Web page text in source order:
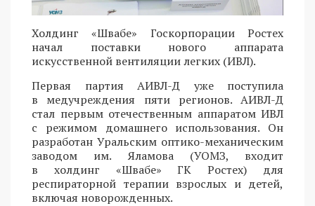
Холдинг «Швабе» Госкорпорации Ростех
начал поставки нового аппарата
искусственной вентиляции легких (ИВЛ).
Первая партия АИВЛ-Д уже поступила
в медучреждения пяти регионов. АИВЛ-Д
стал первым отечественным аппаратом ИВЛ
с режимом домашнего использования. Он
разработан Уральским оптико-механическим
заводом им. Яламова (УОМЗ, входит
в холдинг «Швабе» ГК Ростех) для
респираторной терапии взрослых и детей,
включая новорожденных.